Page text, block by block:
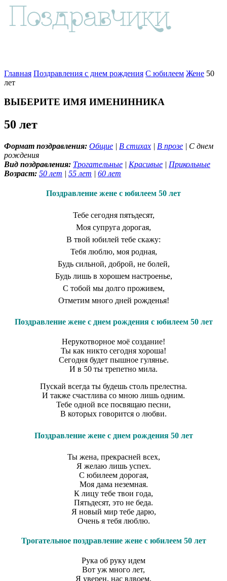
Главная Поздравления с днем рождения С юбилеем Жене 50
лет
ВЫБЕРИТЕ ИМЯ ИМЕНИННИКА
50 лет
Формат поздравления: Общие | В стихах | В прозе | С днем
рождения
Вид поздравления: Трогательные | Красивые | Прикольные
Возраст: 50 лет | 55 лет | 60 лет
Поздравление жене с юбилеем 50 лет
Тебе сегодня пятьдесят,
Моя супруга дорогая,
В твой юбилей тебе скажу:
Тебя люблю, моя родная,
Будь сильной, доброй, не болей,
Будь лишь в хорошем настроенье,
С тобой мы долго проживем,
Отметим много дней рожденья!
Поздравление жене с днем рождения с юбилеем 50 лет
Нерукотворное моё создание!
Ты как никто сегодня хороша!
Сегодня будет пышное гулянье.
И в 50 ты трепетно мила.
Пускай всегда ты будешь столь прелестна.
И также счастлива со мною лишь одним.
Тебе одной все посвящаю песни,
В которых говорится о любви.
Поздравление жене с днем рождения 50 лет
Ты жена, прекрасней всех,
Я желаю лишь успех.
С юбилеем дорогая,
Моя дама неземная.
К лицу тебе твои года,
Пятьдесят, это не беда.
Я новый мир тебе дарю,
Очень я тебя люблю.
Трогательное поздравление жене с юбилеем 50 лет
Рука об руку идем
Вот уж много лет,
Я уверен, нас вдвоем,